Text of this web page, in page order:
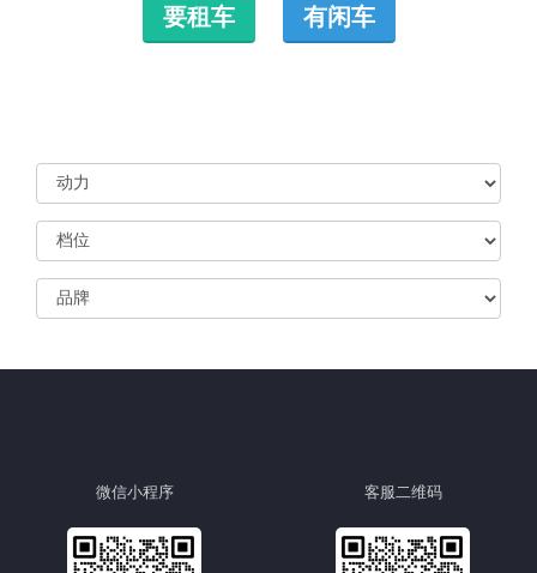
要租车 有闲车
微信小程序 客服二维码